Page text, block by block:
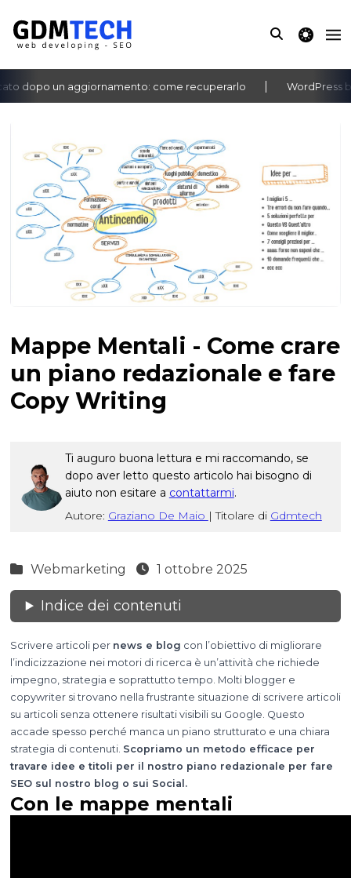
theme
dopo un aggiornamento: come recuperarlo WordPress
‹ ›
Mappe Mentali - Come crare
un piano redazionale e fare
Copy Writing
Ti auguro buona lettura e mi raccomando, se
dopo aver letto questo articolo hai bisogno di
aiuto non esitare a contattarmi.
Autore: Graziano De Maio | Titolare di Gdmtech
Webmarketing 1 ottobre 2025
Indice dei contenuti
Scrivere articoli per news e blog con l’obiettivo di migliorare
l’indicizzazione nei motori di ricerca è un’attività che richiede
impegno, strategia e soprattutto tempo. Molti blogger e
copywriter si trovano nella frustrante situazione di scrivere articoli
su articoli senza ottenere risultati visibili su Google. Questo
accade spesso perché manca un piano strutturato e una chiara
strategia di contenuti. Scopriamo un metodo efficace per
travare idee e titoli per il nostro piano redazionale per fare
SEO sul nostro blog o sui Social.
Con le mappe mentali